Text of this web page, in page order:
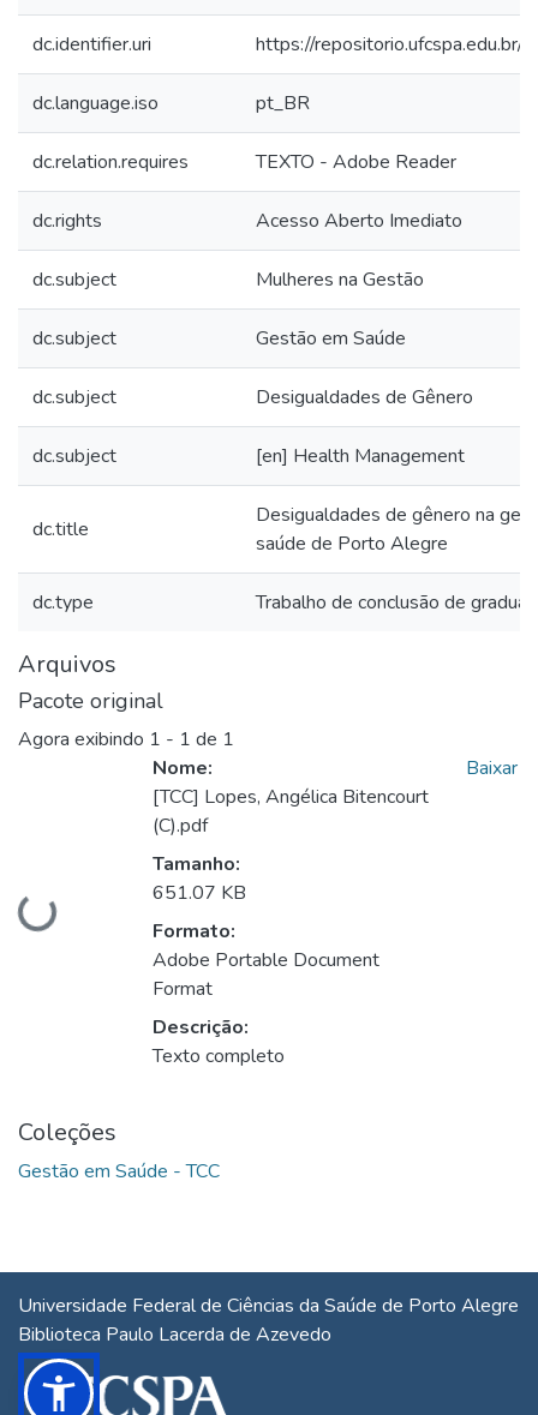
dc.identifier.uri https://
dc.language.iso pt_BR
dc.relation.requires TEXTO - Adobe Reader
dc.rights Acesso Aberto Imediato
dc.subject Mulheres na Gestão
dc.subject Gestão em Saúde
dc.subject Desigualdades de Gênero
dc.subject [en] Health Management
dc.title
Desigualdades de gênero na
saúde de Porto Alegre
dc.type Trabalho de conclusão de
Arquivos
Pacote original
Agora exibindo 1 - 1 de 1
Carregando...
Nome:
[TCC] Lopes, Angélica Bitencourt
(C).pdf
Tamanho:
651.07 KB
Formato:
Adobe Portable Document
Format
Descrição:
Texto completo
Baixar
Coleções
Gestão em Saúde - TCC
Universidade Federal de Ciências da Saúde de Porto Alegre
Biblioteca Paulo Lacerda de Azevedo